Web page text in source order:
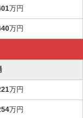
万円
万円
万円
万円